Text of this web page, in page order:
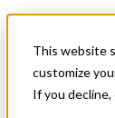
This website
customize
If you
News &
Get Started
Menu